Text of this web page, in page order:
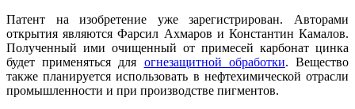
Патент на изобретение уже зарегистрирован. Авторами
открытия являются Фарсил Ахмаров и Константин Камалов.
Полученный ими очищенный от примесей карбонат цинка
будет применяться для огнезащитной обработки. Вещество
также планируется использовать в нефтехимической отрасли
промышленности и при производстве пигментов.